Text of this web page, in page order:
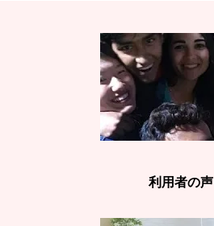
利用者の声